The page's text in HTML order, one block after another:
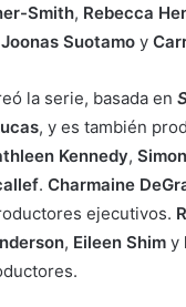
Smith, Rebecca
Joonas Suotamo y
la serie, basada en
, y es también
Kennedy,
. Charmaine
ejecutivos.
, Eileen Shim y